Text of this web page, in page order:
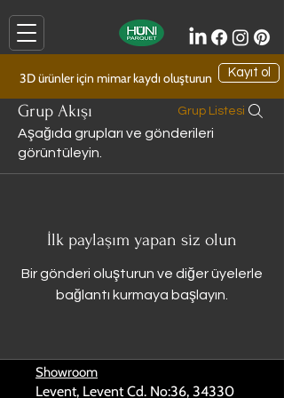
3D ürünler için mimar kaydı oluşturun Kayıt ol
Grup Akışı Grup Listesi
Aşağıda grupları ve gönderileri
görüntüleyin.
İlk paylaşım yapan siz olun
Bir gönderi oluşturun ve diğer üyelerle
bağlantı kurmaya başlayın.
Showroom
Levent, Levent Cd. No:36, 34330